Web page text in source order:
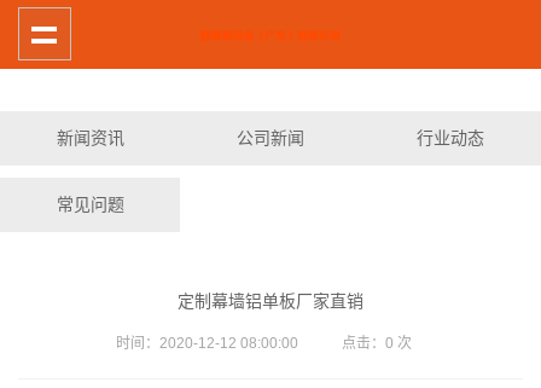
新闻资讯 公司新闻 行业动态
常见问题
定制幕墙铝单板厂家直销
时间：2020-12-12 08:00:00 点击： 0 次